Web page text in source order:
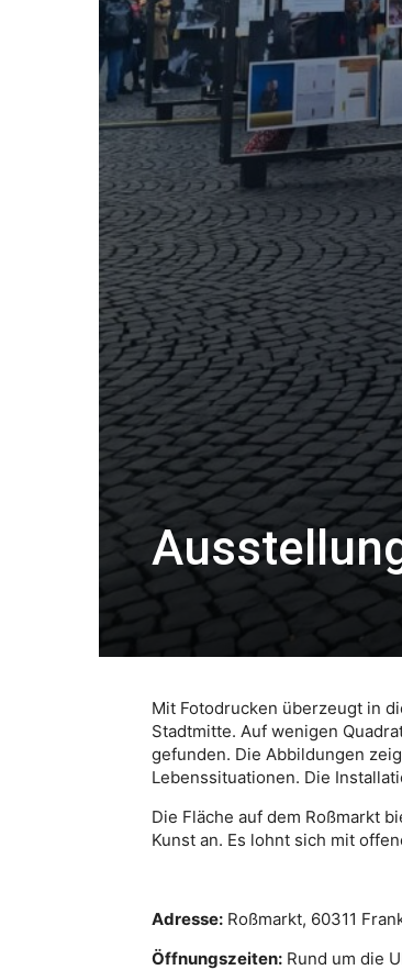
Mit Fotodrucken überzeugt in
Stadtmitte. Auf wenigen
gefunden. Die Abbildungen
Lebenssituationen. Die
Die Fläche auf dem Roßmarkt
Kunst an. Es lohnt sich mit
Adresse: Roßmarkt, 60311
Öffnungszeiten: Rund um die